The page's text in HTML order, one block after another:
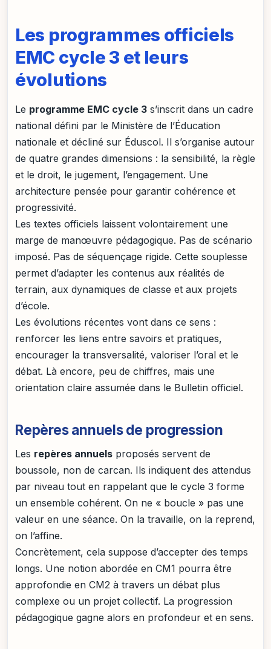
Les programmes officiels
EMC cycle 3 et leurs
évolutions
Le programme EMC cycle 3 s’inscrit dans un cadre
national défini par le Ministère de l’Éducation
nationale et décliné sur Éduscol. Il s’organise autour
de quatre grandes dimensions : la sensibilité, la règle
et le droit, le jugement, l’engagement. Une
architecture pensée pour garantir cohérence et
progressivité.
Les textes officiels laissent volontairement une
marge de manœuvre pédagogique. Pas de scénario
imposé. Pas de séquençage rigide. Cette souplesse
permet d’adapter les contenus aux réalités de
terrain, aux dynamiques de classe et aux projets
d’école.
Les évolutions récentes vont dans ce sens :
renforcer les liens entre savoirs et pratiques,
encourager la transversalité, valoriser l’oral et le
débat. Là encore, peu de chiffres, mais une
orientation claire assumée dans le Bulletin officiel.
Repères annuels de progression
Les repères annuels proposés servent de
boussole, non de carcan. Ils indiquent des attendus
par niveau tout en rappelant que le cycle 3 forme
un ensemble cohérent. On ne « boucle » pas une
valeur en une séance. On la travaille, on la reprend,
on l’affine.
Concrètement, cela suppose d’accepter des temps
longs. Une notion abordée en CM1 pourra être
approfondie en CM2 à travers un débat plus
complexe ou un projet collectif. La progression
pédagogique gagne alors en profondeur et en sens.